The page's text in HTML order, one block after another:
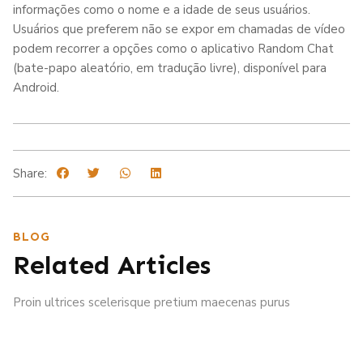
informações como o nome e a idade de seus usuários.
Usuários que preferem não se expor em chamadas de vídeo
podem recorrer a opções como o aplicativo Random Chat
(bate-papo aleatório, em tradução livre), disponível para
Android.
Share:
BLOG
Related Articles
Proin ultrices scelerisque pretium maecenas purus